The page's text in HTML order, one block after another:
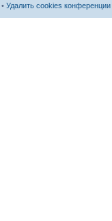
• Удалить cookies конференции